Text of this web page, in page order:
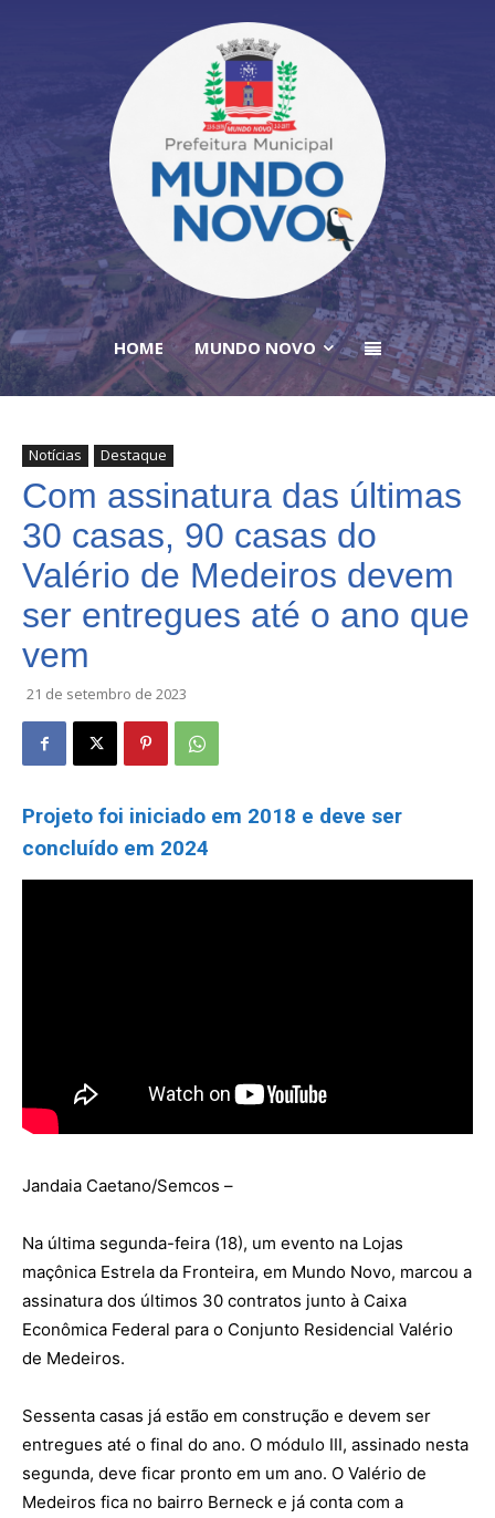
HOME MUNDO NOVO
Notícias Destaque
Com assinatura das últimas
30 casas, 90 casas do
Valério de Medeiros devem
ser entregues até o ano que
vem
21 de setembro de 2023
Projeto foi iniciado em 2018 e deve ser
concluído em 2024
Jandaia Caetano/Semcos –
Na última segunda-feira (18), um evento na Lojas
maçônica Estrela da Fronteira, em Mundo Novo, marcou a
assinatura dos últimos 30 contratos junto à Caixa
Econômica Federal para o Conjunto Residencial Valério
de Medeiros.
Sessenta casas já estão em construção e devem ser
entregues até o final do ano. O módulo III, assinado nesta
segunda, deve ficar pronto em um ano. O Valério de
Medeiros fica no bairro Berneck e já conta com a